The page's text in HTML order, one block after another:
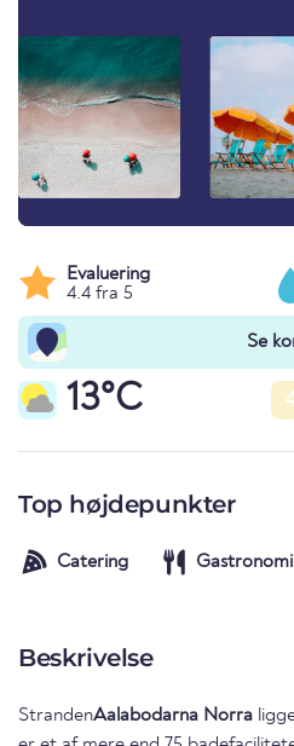
Evaluering
4.4 fra 5
Se
13°C
Top højdepunkter
Catering
Beskrivelse
StrandenAalabodarna Norra